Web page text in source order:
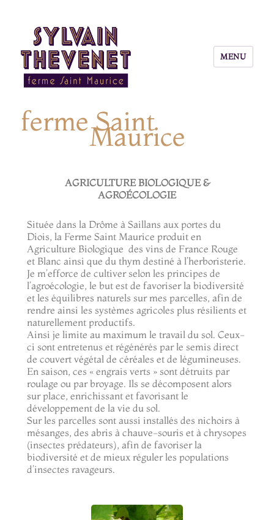
MENU
ferme Saint
Maurice
AGRICULTURE BIOLOGIQUE &
AGROÉCOLOGIE
Située dans la Drôme à Saillans aux portes du
Diois, la Ferme Saint Maurice produit en
Agriculture Biologique des vins de France Rouge
et Blanc ainsi que du thym destiné à l’herboristerie.
Je m’efforce de cultiver selon les principes de
l’agroécologie, le but est de favoriser la biodiversité
et les équilibres naturels sur mes parcelles, afin de
rendre ainsi les systèmes agricoles plus résilients et
naturellement productifs.
Ainsi je limite au maximum le travail du sol. Ceux-
ci sont entretenus et régénérés par le semis direct
de couvert végétal de céréales et de légumineuses.
En saison, ces « engrais verts » sont détruits par
roulage ou par broyage. Ils se décomposent alors
sur place, enrichissant et favorisant le
développement de la vie du sol.
Sur les parcelles sont aussi installés des nichoirs à
mésanges, des abris à chauve-souris et à chrysopes
(insectes prédateurs), afin de favoriser la
biodiversité et de mieux réguler les populations
d’insectes ravageurs.